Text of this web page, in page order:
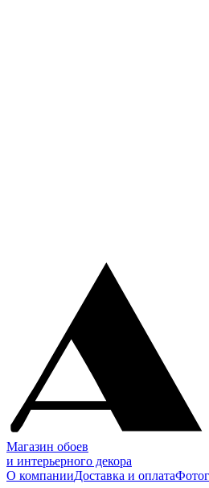
Магазин обоев
и интерьерного декора
О компанииДоставка и оплата